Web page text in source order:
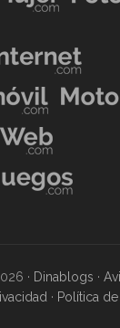
· Dinablogs ·
· Política